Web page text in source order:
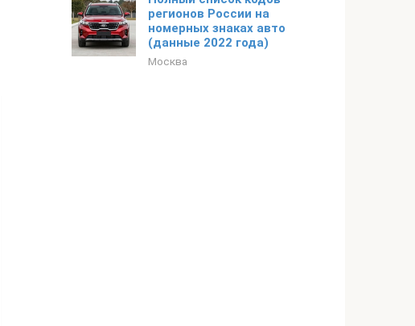
регионов России на
номерных знаках авто
(данные 2022 года)
Москва